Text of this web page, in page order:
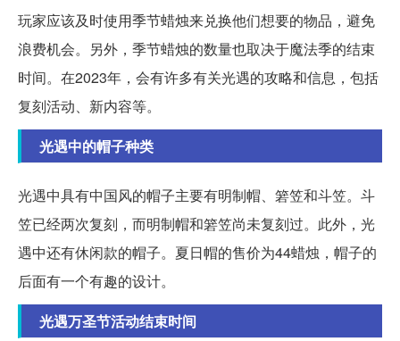
玩家应该及时使用季节蜡烛来兑换他们想要的物品，避免
浪费机会。另外，季节蜡烛的数量也取决于魔法季的结束
时间。在2023年，会有许多有关光遇的攻略和信息，包括
复刻活动、新内容等。
光遇中的帽子种类
光遇中具有中国风的帽子主要有明制帽、箬笠和斗笠。斗
笠已经两次复刻，而明制帽和箬笠尚未复刻过。此外，光
遇中还有休闲款的帽子。夏日帽的售价为44蜡烛，帽子的
后面有一个有趣的设计。
光遇万圣节活动结束时间